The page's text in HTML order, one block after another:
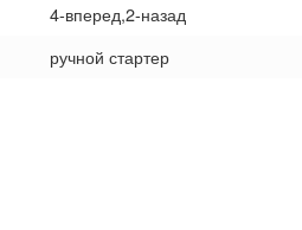
4-вперед,2-назад
ручной стартер